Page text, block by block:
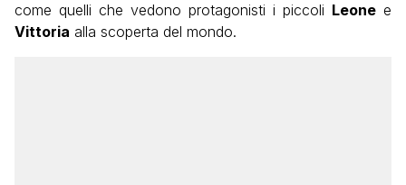
come quelli che vedono protagonisti i piccoli Leone e
Vittoria alla scoperta del mondo.